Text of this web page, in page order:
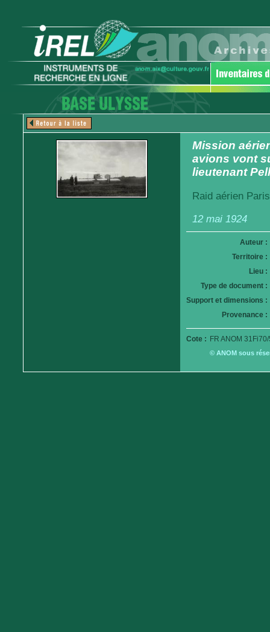
Mission
avions vont
lieutenant
Raid aérien
12 mai 1924
Auteur :
Territoire :
Lieu :
Type de document :
Support et dimensions :
Provenance :
Cote : FR ANOM
© ANOM sous